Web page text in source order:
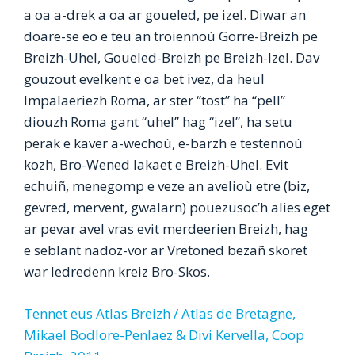
a oa a-drek a oa ar goueled, pe izel. Diwar an
doare-se eo e teu an troiennoù Gorre-Breizh pe
Breizh-Uhel, Goueled-Breizh pe Breizh-Izel. Dav
gouzout evelkent e oa bet ivez, da heul
Impalaeriezh Roma, ar ster “tost” ha “pell”
diouzh Roma gant “uhel” hag “izel”, ha setu
perak e kaver a-wechoù, e-barzh e testennoù
kozh, Bro-Wened lakaet e Breizh-Uhel. Evit
echuiñ, menegomp e veze an avelioù etre (biz,
gevred, mervent, gwalarn) pouezusoc’h alies eget
ar pevar avel vras evit merdeerien Breizh, hag
e seblant nadoz-vor ar Vretoned bezañ skoret
war ledredenn kreiz Bro-Skos.
Tennet eus Atlas Breizh / Atlas de Bretagne,
Mikael Bodlore-Penlaez & Divi Kervella, Coop